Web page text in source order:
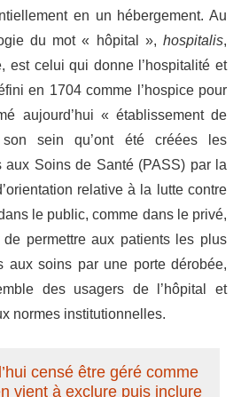
en un hébergement. Au
du mot « hôpital », hospitalis,
est celui qui donne l’hospitalité et
en 1704 comme l’hospice pour
aujourd’hui « établissement de
sein qu’ont été créées les
aux Soins de Santé (PASS) par la
relative à la lutte contre
le public, comme dans le privé,
permettre aux patients les plus
aux soins par une porte dérobée,
des usagers de l’hôpital et
normes institutionnelles.
censé être géré comme
vient à exclure puis inclure